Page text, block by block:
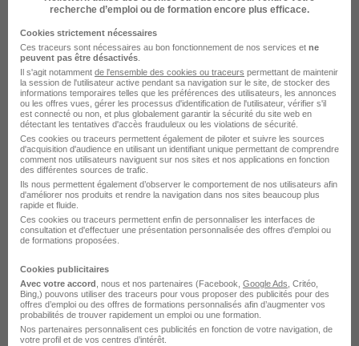
Devoteam France
Nantes - 44 CDI
Voir l’offre
il y a 17 jours
Expert Administrateur Cybersécurité
H/F
Externatic Super recruteur
Nantes - 44 CDI 40 000 - 45 000 € / an
recherche d’emploi ou de formation encore plus efficace.
Cookies strictement nécessaires
Ces traceurs sont nécessaires au bon fonctionnement de nos services et ne
peuvent pas être désactivés
Il s'agit notamment de l'ensemble des cookies ou traceurs permettant de maintenir
la session de l'utilisateur active pendant sa navigation sur le site, de stocker des
informations temporaires telles que les préférences des utilisateurs, les annonces
ou les offres vues, gérer les processus d'identification de l'utilisateur, vérifier s'il
est connecté ou non, et plus globalement garantir la sécurité du site web en
détectant les tentatives d'accès frauduleux ou les violations de sécurité.
Ces cookies ou traceurs permettent également de piloter et suivre les sources
d'acquisition d'audience en utilisant un identifiant unique permettant de comprendre
comment nos utilisateurs naviguent sur nos sites et nos applications en fonction
des différentes sources de trafic.
Ils nous permettent également d’observer le comportement de nos utilisateurs afin
d'améliorer nos produits et rendre la navigation dans nos sites beaucoup plus
rapide et fluide.
Ces cookies ou traceurs permettent enfin de personnaliser les interfaces de
consultation et d'effectuer une présentation personnalisée des offres d'emploi ou
de formations proposées.
Cookies publicitaires
Avec votre accord , nous et nos partenaires (Facebook, Google Ads , Critéo,
Bing,) pouvons utiliser des traceurs pour vous proposer des publicités pour des
offres d’emploi ou des offres de formations personnalisés afin d’augmenter vos
probabilités de trouver rapidement un emploi ou une formation.
Nos partenaires personnalisent ces publicités en fonction de votre navigation, de
votre profil et de vos centres d’intérêt.